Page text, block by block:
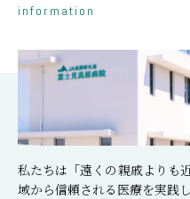
information
私たちは「遠くの親戚よりも
域から信頼される医療を実践し